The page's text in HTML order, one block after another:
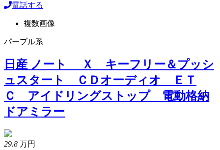
電話する
複数画像
パープル系
日産 ノート Ｘ キーフリー＆プッシ
ュスタート ＣＤオーディオ ＥＴ
Ｃ アイドリングストップ 電動格納
ドアミラー
29.8 万円